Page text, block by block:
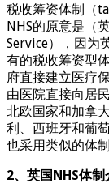
税收筹资体制（
NHS的原意是（
Service），因为
有的税收筹资型
府直接建立医疗
由医院直接向居
北欧国家和加拿
利、西班牙和葡
也采用类似的体制
2、英国NHS体制